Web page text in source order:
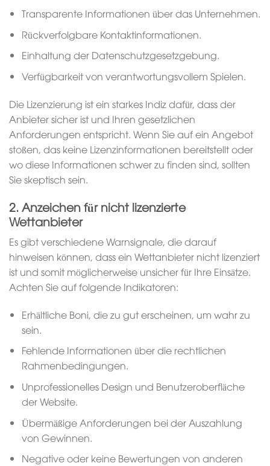
Transparente Informationen über das Unternehmen.
Rückverfolgbare Kontaktinformationen.
Einhaltung der Datenschutzgesetzgebung.
Verfügbarkeit von verantwortungsvollem Spielen.
Die Lizenzierung ist ein starkes Indiz dafür, dass der
Anbieter sicher ist und Ihren gesetzlichen
Anforderungen entspricht. Wenn Sie auf ein Angebot
stoßen, das keine Lizenzinformationen bereitstellt oder
wo diese Informationen schwer zu finden sind, sollten
Sie skeptisch sein.
2. Anzeichen für nicht lizenzierte
Wettanbieter
Es gibt verschiedene Warnsignale, die darauf
hinweisen können, dass ein Wettanbieter nicht lizenziert
ist und somit möglicherweise unsicher für Ihre Einsätze.
Achten Sie auf folgende Indikatoren:
Erhältliche Boni, die zu gut erscheinen, um wahr zu
sein.
Fehlende Informationen über die rechtlichen
Rahmenbedingungen.
Unprofessionelles Design und Benutzeroberfläche
der Website.
Übermäßige Anforderungen bei der Auszahlung
von Gewinnen.
Negative oder keine Bewertungen von anderen